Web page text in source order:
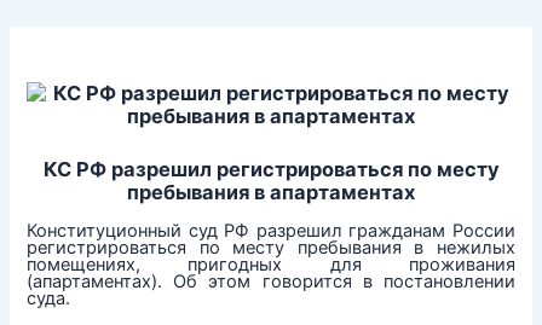
КС РФ разрешил регистрироваться по месту
пребывания в апартаментах
Конституционный суд РФ разрешил гражданам России
регистрироваться по месту пребывания в нежилых
помещениях, пригодных для проживания
(апартаментах). Об этом говорится в постановлении
суда.